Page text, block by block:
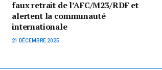
faux retrait de l’AFC/M23/RDF et
alertent la communauté
internationale
21 DÉCEMBRE 2025